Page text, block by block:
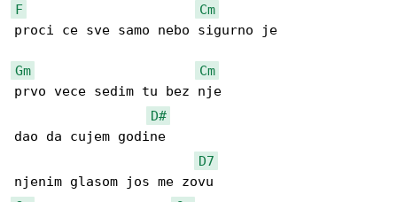
F
Cm
proci ce sve samo nebo sigurno je
Gm
Cm
prvo vece sedim tu bez nje
D#
dao da cujem godine
D7